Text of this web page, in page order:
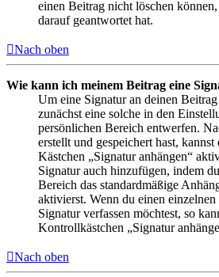
einen Beitrag nicht löschen
darauf geantwortet hat.
Nach oben
Wie kann ich meinem Beitrag eine
Um eine Signatur an deinen
zunächst eine solche in den
persönlichen Bereich entwerfen.
erstellt und gespeichert hast,
Kästchen „Signatur anhängen“
Signatur auch hinzufügen, indem
Bereich das standardmäßige
aktivierst. Wenn du einen
Signatur verfassen möchtest, so
Kontrollkästchen „Signatur
Nach oben